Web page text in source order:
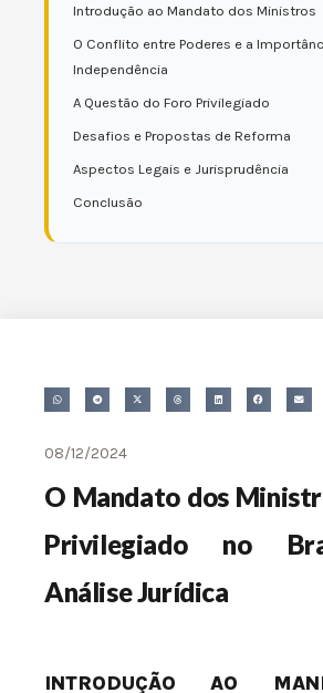
Introdução ao Mandato dos Ministros
O Conflito entre Poderes e a
Independência
A Questão do Foro Privilegiado
Desafios e Propostas de Reforma
Aspectos Legais e Jurisprudência
Conclusão
08/12/2024
O Mandato dos
Privilegiado no
Análise Jurídica
INTRODUÇÃO AO